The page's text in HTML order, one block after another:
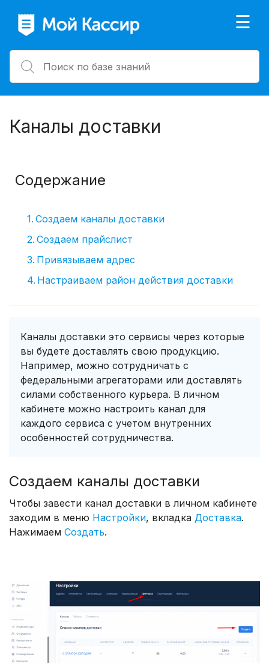
☰
×
Каналы доставки
Содержание
Создаем каналы доставки
Создаем прайслист
Привязываем адрес
Настраиваем район действия доставки
Каналы доставки это сервисы через которые
вы будете доставлять свою продукцию.
Например, можно сотрудничать с
федеральными агрегаторами или доставлять
силами собственного курьера. В личном
кабинете можно настроить канал для
каждого сервиса с учетом внутренних
особенностей сотрудничества.
Создаем каналы доставки
Чтобы завести канал доставки в личном кабинете
заходим в меню Настройки, вкладка Доставка.
Нажимаем Создать.